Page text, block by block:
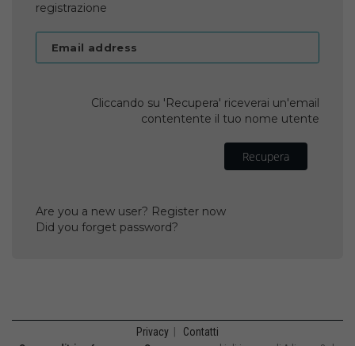
registrazione
Email address
Cliccando su 'Recupera' riceverai un'email
contentente il tuo nome utente
Recupera
Are you a new user? Register now
Did you forget password?
Privacy Contatti